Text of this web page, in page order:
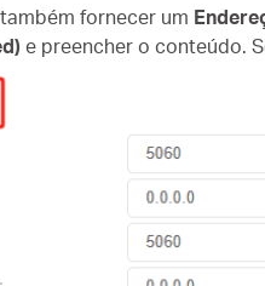
fornecer um
e preencher o conteúdo.